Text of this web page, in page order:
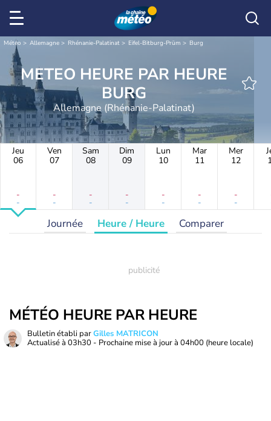
Météo Allemagne Rhénanie-Palatinat Eifel-Bitburg-Prüm Burg
METEO HEURE PAR HEURE
BURG
Allemagne (Rhénanie-Palatinat)
Jeu
06
-
-
Ven
07
-
-
Sam
08
-
-
Dim
09
-
-
Lun
10
-
-
Mar
11
-
-
Mer
12
-
-
Journée Heure / Heure Comparer
MÉTÉO HEURE PAR HEURE
Bulletin établi parGilles MATRICON
Actualisé à 03h30 - Prochaine mise à jour à 04h00 (heure locale)